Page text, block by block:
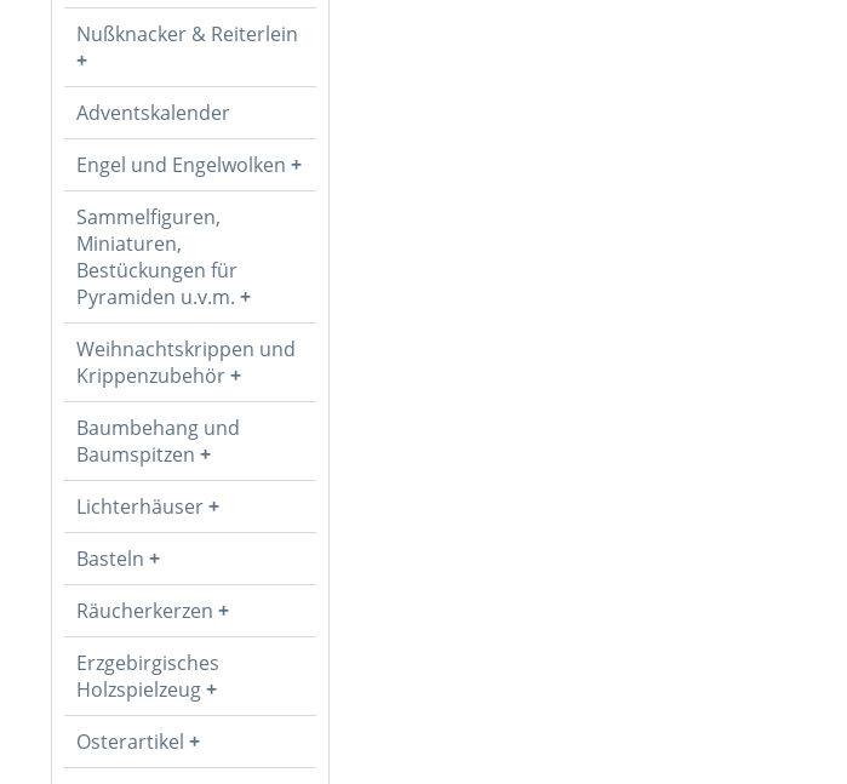
Nußknacker & Reiterlein
Adventskalender
Engel und Engelwolken
Sammelfiguren,
Miniaturen,
Bestückungen für
Pyramiden u.v.m.
Weihnachtskrippen und
Krippenzubehör
Baumbehang und
Baumspitzen
Lichterhäuser
Basteln
Räucherkerzen
Erzgebirgisches
Holzspielzeug
Osterartikel